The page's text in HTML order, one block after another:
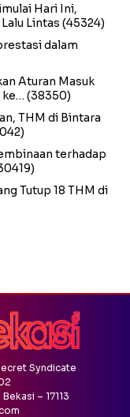
Hari Ini,
Lintas (45324)
dalam
Aturan Masuk
ke… (38350)
THM di Bintara
terhadap
Tutup 18 THM di
Syndicate
– 17113